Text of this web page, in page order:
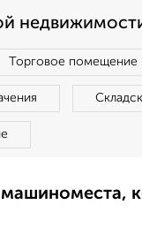
Торговое помещение